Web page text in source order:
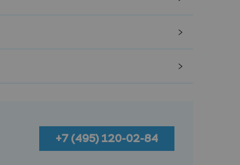
+7 (495) 120-02-84